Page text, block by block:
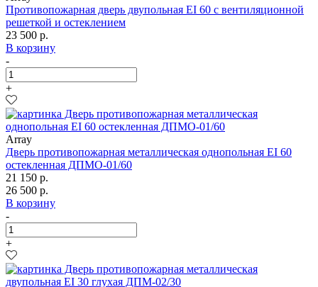
Противопожарная дверь двупольная EI 60 с вентиляционной
решеткой и остеклением
23 500 р.
В корзину
-
+
Array
Дверь противопожарная металлическая однопольная EI 60
остекленная ДПМО-01/60
21 150 р.
26 500 р.
В корзину
-
+